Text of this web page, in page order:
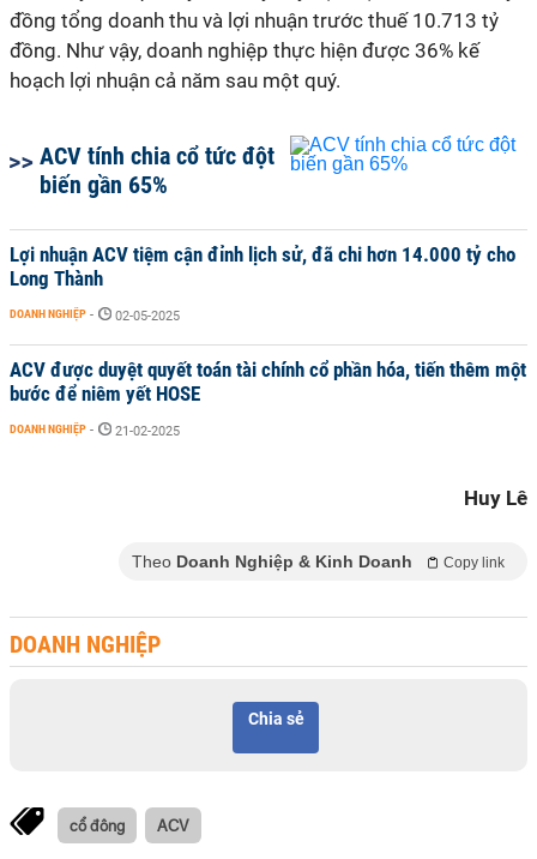
đồng tổng doanh thu và lợi nhuận trước thuế 10.713 tỷ
đồng. Như vậy, doanh nghiệp thực hiện được 36% kế
hoạch lợi nhuận cả năm sau một quý.
ACV tính chia cổ tức đột
biến gần 65%
Lợi nhuận ACV tiệm cận đỉnh lịch sử, đã chi hơn 14.000 tỷ cho
Long Thành
DOANH NGHIỆP - 02-05-2025
ACV được duyệt quyết toán tài chính cổ phần hóa, tiến thêm một
bước để niêm yết HOSE
DOANH NGHIỆP - 21-02-2025
Huy Lê
Theo Doanh Nghiệp & Kinh Doanh Copy link
DOANH NGHIỆP
Chia sẻ
cổ đông ACV